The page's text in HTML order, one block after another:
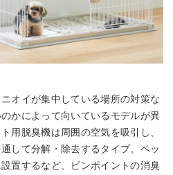
オイが集中している場所の対策な
かによって向いているモデルが異
用脱臭機は周囲の空気を吸引し、
して分解・除去するタイプ。ペッ
置するなど、ピンポイントの消臭